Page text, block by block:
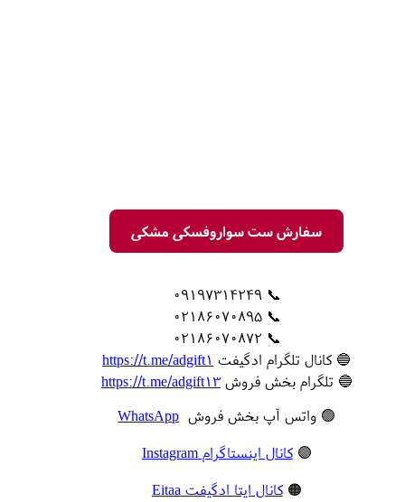
سفارش ست سواروفسکی مشکی
📞 09197314249
📞 02186070895
📞 02186070872
🔵 کانال تلگرام ادگیفت https://t.me/adgift1
🔵 تلگرام بخش فروشhttps://t.me/adgift13
🟢 واتس آپ بخش فروش WhatsApp
🟣کانال اینستاگرام Instagram
🟠کانال ایتا ادگیفت Eitaa